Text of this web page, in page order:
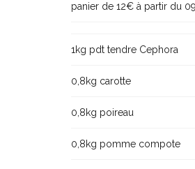
panier de 12€ à partir du
1kg pdt tendre Cephora
0,8kg carotte
0,8kg poireau
0,8kg pomme compote